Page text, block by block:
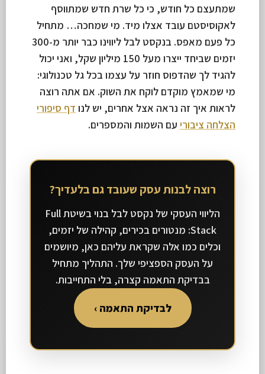
שמתעצם כל חודש, כי כל שרת חדש שמתווסף
לאקוסיסטם עובד אצלו מיד. מי שמחכה… מתחיל
כל פעם מאפס. בנקסט לבל ליווינו כבר יותר מ-300
יזמים שביחד ייצרו מעל 150 מיליון שקל, ואני יכול
להגיד לך שהדפוס חוזר על עצמו בכל גל טכנולוגי:
מי שמאמץ מוקדם לוקח את השוק. אם אתה רוצה
לראות איך זה נראה אצל אחרים, יש לנו דף סיפורי
הצלחה ציבורי עם השמות והמספרים.
רוצה לבנות עסק שעובד גם בלעדיך?
הליווי העסקי של נקסט לבל בנוי בשיטת Full
Stack: מנטורים בכירים, קהילה של יזמים,
וכלים כמו אלה שקראת עליהם כאן, מיושמים
על העסק הספציפי שלך. התהליך מתחיל
בבדיקת התאמה קצרה, בלי התחייבות.
לבדיקת התאמה ›